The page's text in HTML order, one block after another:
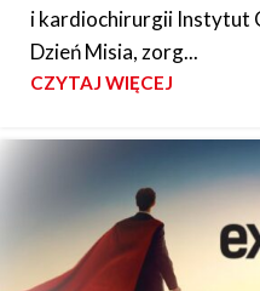
i kardiochirurgii Instytut
Dzień Misia, zorg...
CZYTAJ WIĘCEJ